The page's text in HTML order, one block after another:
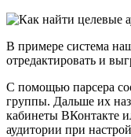
В примере система
отредактировать и
С помощью парсера
группы. Дальше их
кабинеты ВКонтакте
аудитории при